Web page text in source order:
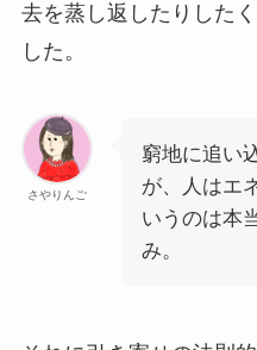
去を蒸し返したりした
した。
さやりんご
窮地に追い
が、人はエ
いうのは本
み。